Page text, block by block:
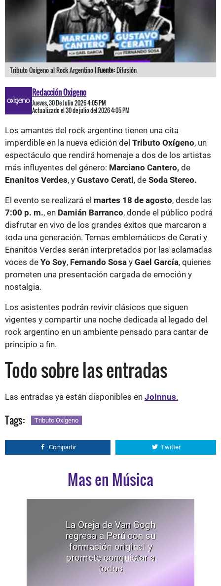
Tributo Oxígeno al Rock Argentino |Fuente:Difusión
Redacción Oxigeno
Jueves, 30 De Julio 2026 4:05 PM
Actualizado el 30 de julio del 2026 4:05 PM
Los amantes del rock argentino tienen una cita
imperdible en la nueva edición del Tributo Oxígeno, un
espectáculo que rendirá homenaje a dos de los artistas
más influyentes del género: Marciano Cantero, de
Enanitos Verdes, y Gustavo Cerati, de Soda Stereo.
El evento se realizará el martes 18 de agosto, desde las
7:00 p. m., en Damián Barranco, donde el público podrá
disfrutar en vivo de los grandes éxitos que marcaron a
toda una generación. Temas emblemáticos de Cerati y
Enanitos Verdes serán interpretados por las aclamadas
voces de Yo Soy, Fernando Sosa y Gael García, quienes
prometen una presentación cargada de emoción y
nostalgia.
Los asistentes podrán revivir clásicos que siguen
vigentes y compartir una noche dedicada al legado del
rock argentino en un ambiente pensado para cantar de
principio a fin.
Todo sobre las entradas
Las entradas ya están disponibles en Joinnus.
Tags: Tributo Oxígeno
Compartir Twitter
Mas en Música
La Oreja de Van Gogh
regresa a Perú con su
formación original y
promete conquistar a
todos